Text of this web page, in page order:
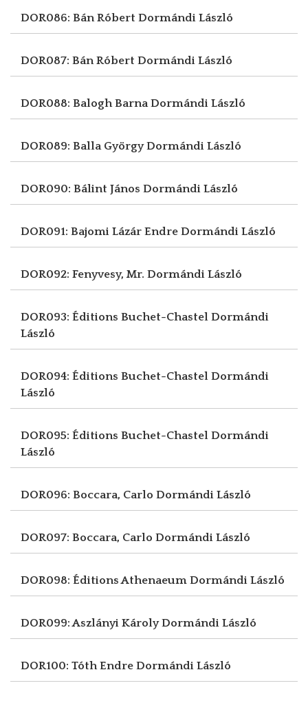
DOR086: Bán Róbert Dormándi László
DOR087: Bán Róbert Dormándi László
DOR088: Balogh BarnaDormándi László
DOR089: Balla GyörgyDormándi László
DOR090: Bálint János Dormándi László
DOR091: Bajomi Lázár Endre Dormándi László
DOR092: Fenyvesy, Mr. Dormándi László
DOR093: Éditions Buchet-Chastel Dormándi
László
DOR094: Éditions Buchet-Chastel Dormándi
László
DOR095: Éditions Buchet-Chastel Dormándi
László
DOR096: Boccara, Carlo Dormándi László
DOR097: Boccara, Carlo Dormándi László
DOR098: Éditions Athenaeum Dormándi László
DOR099: Aszlányi KárolyDormándi László
DOR100: Tóth Endre Dormándi László